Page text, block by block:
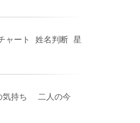
ャート 姓名判断 星
持ち 二人の今